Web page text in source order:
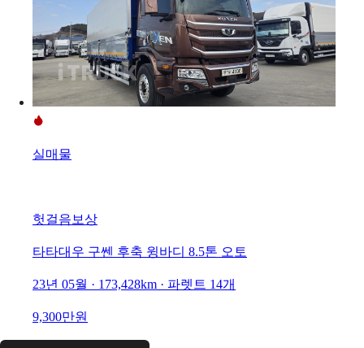
실매물
헛걸음보상
타타대우 구쎈 후축 윙바디 8.5톤 오토
23년 05월 · 173,428km · 파렛트 14개
9,300만원